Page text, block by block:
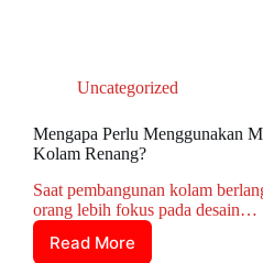
Uncategorized
Mengapa Perlu Menggunakan
Kolam Renang?
Saat pembangunan kolam
orang lebih fokus pada desain…
Read More